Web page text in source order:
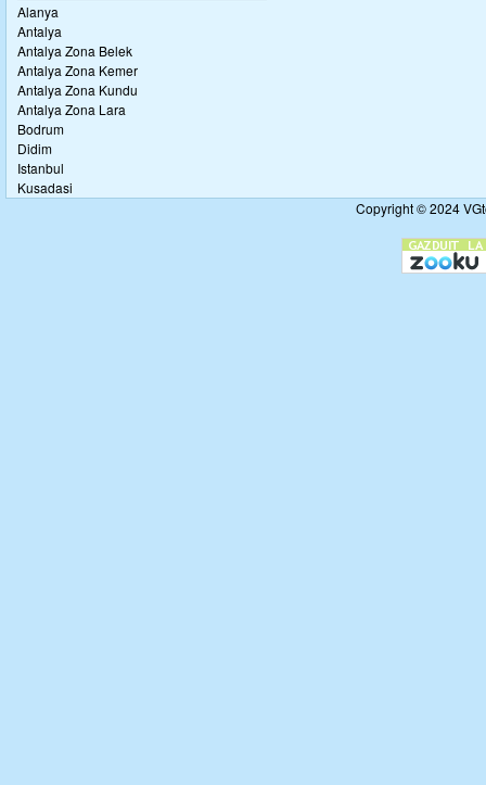
Alanya
Antalya
Antalya Zona Belek
Antalya Zona Kemer
Antalya Zona Kundu
Antalya Zona Lara
Bodrum
Didim
Istanbul
Kusadasi
Copyright © 2024